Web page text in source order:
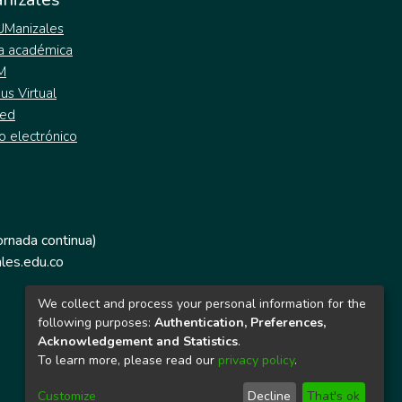
académica
Virtual
electrónico
continua)
We collect and process your personal information for the
following purposes: Authentication, Preferences,
Acknowledgement and Statistics.
To learn more, please read our privacy policy.
Customize Decline That's ok